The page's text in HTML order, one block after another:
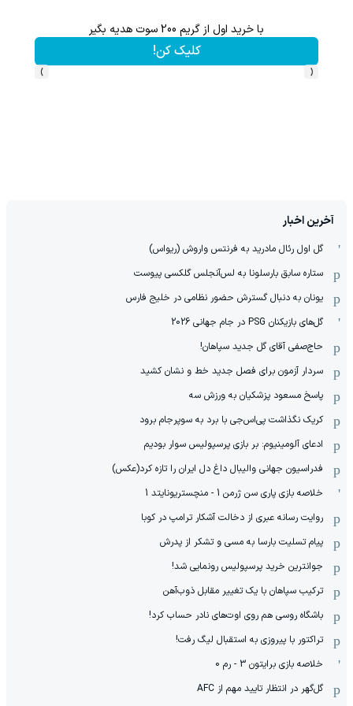
از آیفون 17 تا پلی استیشن 5 🎮😍📱 | گردونه بچرخون جایزه ببر
‹
›
آخرین اخبار
گل اول رئال مادرید به فرنتس واروش (ریواس)
ستاره سابق بارسلونا به لس‌آنجلس گلکسی پیوست
یونان به دنبال گسترش حضور نظامی در خلیج فارس
گل‌های بازیکنان PSG در جام جهانی 2026
حاج‌صفی آقای گل جدید سپاهان!
سردار آزمون برای فصل جدید خط و نشان کشید
پاسخ مسعود پزشکیان به ورزش سه
کریک نگذاشت پی‌اس‌جی با برد به سوپرجام برود
ادعای آلومینیوم: بر بازی پرسپولیس سوار بودیم
فدراسیون جهانی والیبال داغ دل ایران را تازه کرد(عکس)
خلاصه بازی پاری سن ژرمن 1 - منچستریونایتد 1
روایت رسانه عبری از دخالت آشکار ترامپ در کوبا
پیام تسلیت بارسا به مسی و تشکر از پدرش
جوانترین خرید پرسپولیس رونمایی شد!
ترکیب سپاهان با یک تغییر مقابل ذوب‌آهن
باشگاه روسی هم روی اوت‌های نادر حساب کرد!
تراکتور با پیروزی به استقبال لیگ رفت!
خلاصه بازی برایتون 3 - رم 0
گل‌گهر در انتظار تایید مهم از ‌AFC